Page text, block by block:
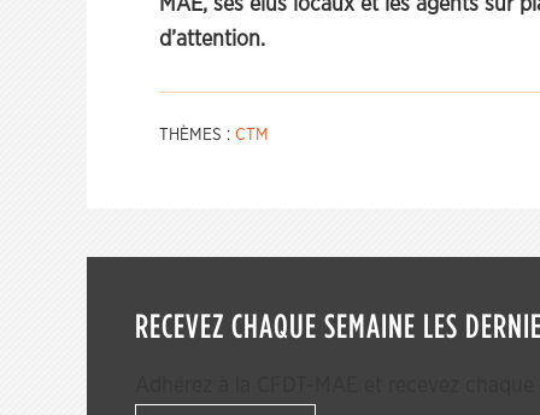
MAE, ses élus locaux et les agents sur
d’attention.
THÈMES : CTM
RECEVEZ CHAQUE SEMAINE LES